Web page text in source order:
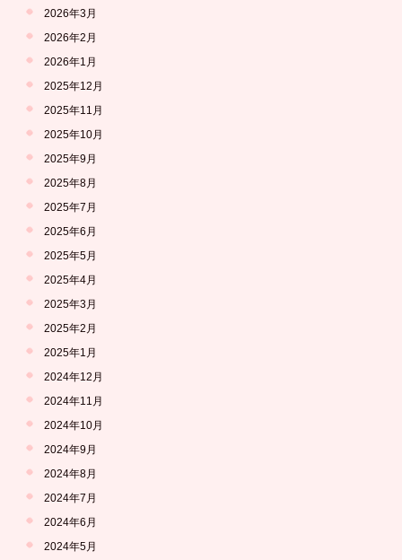
2026年3月
2026年2月
2026年1月
2025年12月
2025年11月
2025年10月
2025年9月
2025年8月
2025年7月
2025年6月
2025年5月
2025年4月
2025年3月
2025年2月
2025年1月
2024年12月
2024年11月
2024年10月
2024年9月
2024年8月
2024年7月
2024年6月
2024年5月